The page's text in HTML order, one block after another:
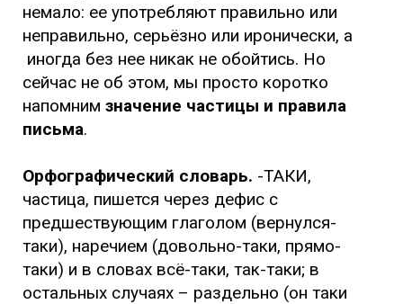
немало: ее употребляют правильно или
неправильно, серьёзно или иронически, а
иногда без нее никак не обойтись. Но
сейчас не об этом, мы просто коротко
напомним значение частицы и правила
письма.
Орфографический словарь. -ТАКИ,
частица, пишется через дефис с
предшествующим глаголом (вернулся-
таки), наречием (довольно-таки, прямо-
таки) и в словах всё-таки, так-таки; в
остальных случаях – раздельно (он таки